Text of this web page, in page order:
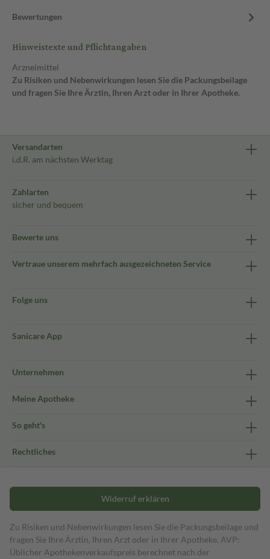
Bewertungen
Hinweistexte und Pflichtangaben
Arzneimittel
Zu Risiken und Nebenwirkungen lesen Sie die Packungsbeilage
und fragen Sie Ihre Ärztin, Ihren Arzt oder in Ihrer Apotheke.
Versandarten
i.d.R. am nächsten Werktag
Zahlarten
sicher und bequem
Bewerte uns
Vertraue unserem mehrfach ausgezeichneten Service
Folge uns
Sanicare App
Unternehmen
Meine Apotheke
So geht's
Rechtliches
Widerruf erklären
Zu Risiken und Nebenwirkungen lesen Sie die Packungsbeilage und
fragen Sie Ihre Ärztin, Ihren Arzt oder in Ihrer Apotheke. AVP:
Üblicher Apothekenverkaufspreis berechnet nach der